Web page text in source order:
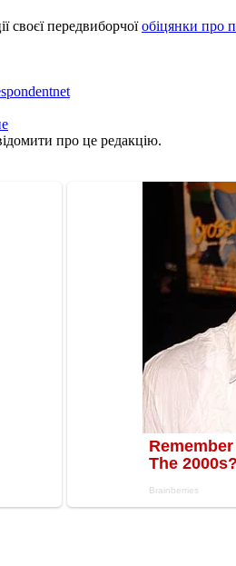
своєї передвиборчоїобіцянки про
про це редакцію.